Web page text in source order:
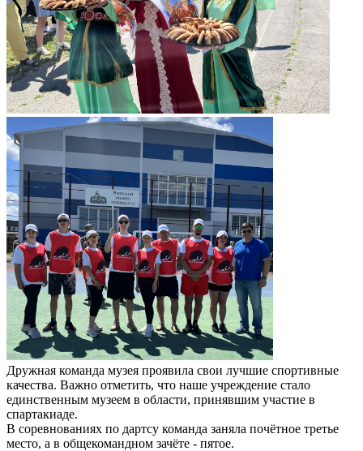
Дружная команда музея проявила свои лучшие спортивные
качества. Важно отметить, что наше учреждение стало
единственным музеем в области, принявшим участие в
спартакиаде.
В соревнованиях по дартсу команда заняла почётное третье
место, а в общекомандном зачёте - пятое.